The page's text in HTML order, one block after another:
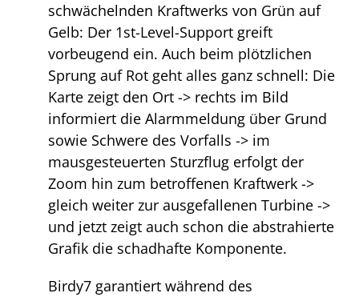
schwächelnden Kraftwerks von Grün auf
Gelb: Der 1st-Level-Support greift
vorbeugend ein. Auch beim plötzlichen
Sprung auf Rot geht alles ganz schnell: Die
Karte zeigt den Ort -> rechts im Bild
informiert die Alarmmeldung über Grund
sowie Schwere des Vorfalls -> im
mausgesteuerten Sturzflug erfolgt der
Zoom hin zum betroffenen Kraftwerk ->
gleich weiter zur ausgefallenen Turbine ->
und jetzt zeigt auch schon die abstrahierte
Grafik die schadhafte Komponente.
Birdy7 garantiert während des